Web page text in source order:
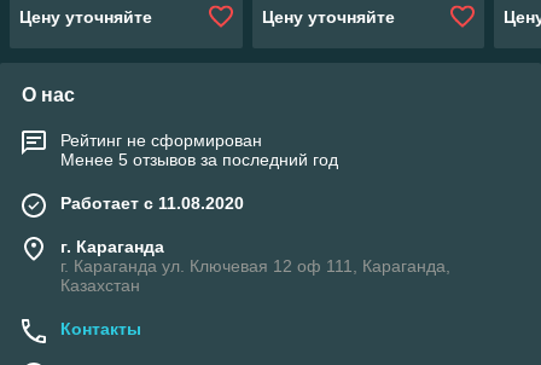
Цену уточняйте Цену уточняйте
О нас
Рейтинг не сформирован
Менее 5 отзывов за последний год
Работает с 11.08.2020
г. Караганда
г. Караганда ул. Ключевая 12 оф 111, Караганда,
Казахстан
Контакты